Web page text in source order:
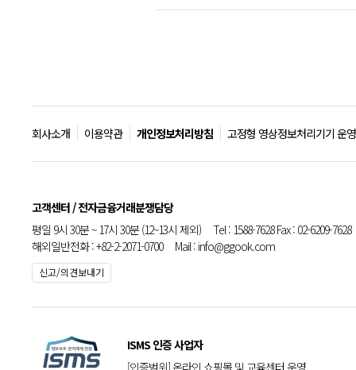
회사소개 이용약관 개인정보처리방침 고정형 영상정보처리기기 운
고객센터 / 전자금융거래분쟁담당
평일 9시 30분 ~ 17시 30분 (12~13시 제외) Tel : 1588-7628 Fax : 02-6209-7628
해외일반전화 : +82-2-2071-0700 Mail : info@ggook.com
신고/의견보내기
ISMS 인증 사업자
[인증범위] 온라인 쇼핑몰 및 교육센터 운영